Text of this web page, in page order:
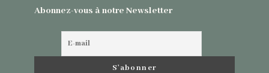
Abonnez-vous à notre Newsletter